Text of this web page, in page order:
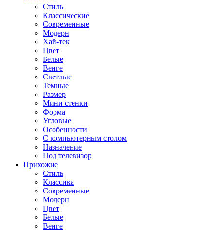
Стиль
Классические
Современные
Модерн
Хай-тек
Цвет
Белые
Венге
Светлые
Темные
Размер
Мини стенки
Форма
Угловые
Особенности
С компьютерным столом
Назначение
Под телевизор
Прихожие
Стиль
Классика
Современные
Модерн
Цвет
Белые
Венге